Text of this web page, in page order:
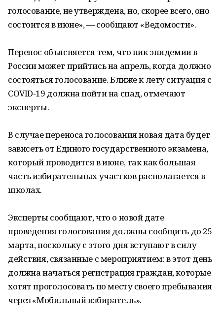
голосование, не утверждена, но, скорее всего, оно
состоится в июне», — сообщают «Ведомости».
Перенос объясняется тем, что пик эпидемии в
России может прийтись на апрель, когда должно
состояться голосование. Ближе к лету ситуация с
COVID-19 должна пойти на спад, отмечают
эксперты.
В случае переноса голосования новая дата будет
зависеть от Единого государственного экзамена,
который проводится в июне, так как большая
часть избирательных участков располагается в
школах.
Эксперты сообщают, что о новой дате
проведения голосования должны сообщить до 25
марта, поскольку с этого дня вступают в силу
действия, связанные с мероприятием: в этот день
должна начаться регистрация граждан, которые
хотят проголосовать по месту своего пребывания
через «Мобильный избиратель».